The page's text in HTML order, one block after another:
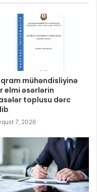
mühəndisliyinə
elmi əsərlərin
toplusu dərc
7, 2026